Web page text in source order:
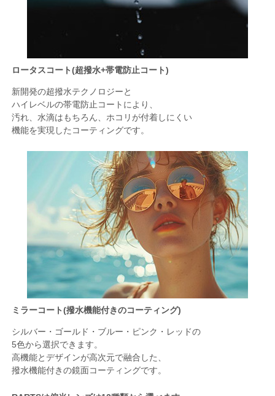
ロータスコート(超撥水+帯電防止コート)
新開発の超撥水テクノロジーと
ハイレベルの帯電防止コートにより、
汚れ、水滴はもちろん、ホコリが付着しにくい
機能を実現したコーティングです。
ミラーコート(撥水機能付きのコーティング)
シルバー・ゴールド・ブルー・ピンク・レッドの
5色から選択できます。
高機能とデザインが高次元で融合した、
撥水機能付きの鏡面コーティングです。